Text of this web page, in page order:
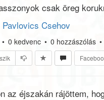
csak öreg
Pavlovics Csehov
• 0 kedvenc • 0 hozzászólás •
az éjszakán rájöttem,